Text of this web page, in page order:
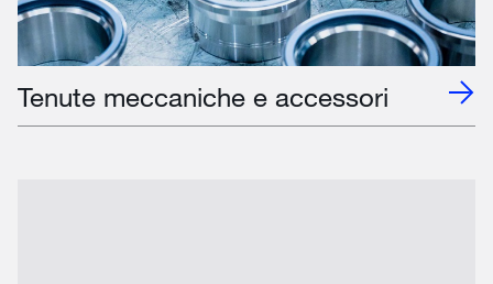
Tenute meccaniche e accessori